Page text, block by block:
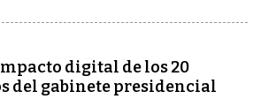
digital de los 20
del gabinete presidencial